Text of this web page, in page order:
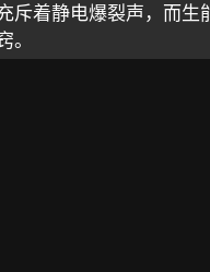
斥着静电爆裂声，而生
。